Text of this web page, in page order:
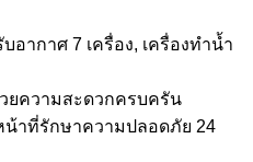
อากาศ 7 เครื่อง, เครื่องทำน้ำ
ยความสะดวกครบครัน
น้าที่รักษาความปลอดภัย 24